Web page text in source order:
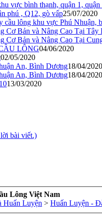
vực bình thạnh, quận 1, quận
phú , Q12, gò vấp25/07/2020
cầu lông khu vực Phú Nhuận,
Cơ Bản và Nâng Cao Tại
Cơ Bản và Nâng Cao Tại
LÔNG04/06/2020
02/05/2020
An, Bình Dương18/04/2020
An, Bình Dương18/04/2020
13/03/2020
bài viết.)
Lông Việt Nam
Huấn Luyện > Huấn Luyện -